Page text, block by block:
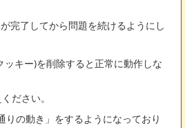
完了してから問題を続けるようにし
ッキー)を削除すると正常に動作しな
ださい。
りの動き」をするようになっており